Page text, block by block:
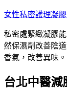
跳
主
要
內
女性私密護理凝
私密處緊緻凝膠
然保濕劑改善陰
香氣，改善異味。
台北中醫減